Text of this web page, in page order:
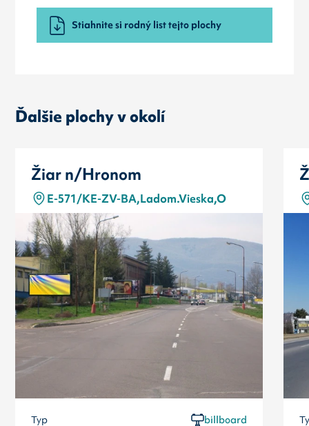
Stiahnite si rodný list tejto plochy
Ďalšie plochy v okolí
Žiar n/Hronom
E-571/KE-ZV-BA,Ladom.Vieska,O
Typ billboard